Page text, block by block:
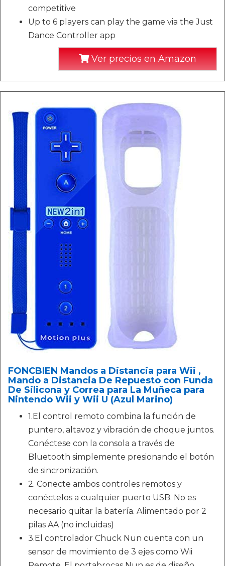
competitive
Up to 6 players can play the game via the Just
Dance Controller app
Ver precios en Amazon
FONCBIEN Mandos a Distancia para Wii ,
Mando a Distancia De Repuesto con Funda
De Silicona y Correa para La Muñeca para
Nintendo Wii y Wii U (Azul Marino)
1.El control remoto combina la función de
puntero, altavoz y vibración de choque juntos.
Conéctese con la consola a través de
Bluetooth simplemente presionando el botón
de sincronización.
2. Conecte ambos controles remotos y
conéctelos a cualquier puerto USB. No es
necesario quitar la batería. Alimentado por 2
pilas AA (no incluidas)
3.El controlador Chuck Nun cuenta con un
sensor de movimiento de 3 ejes como Wii